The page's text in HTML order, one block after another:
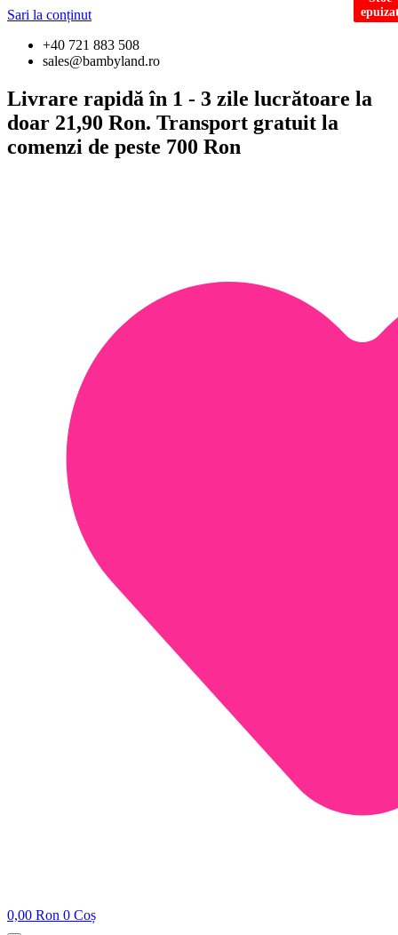
Sari la conținut
+40 721 883 508
sales@bambyland.ro
Livrare rapidă în 1 - 3 zile lucrătoare la
doar 21,90 Ron. Transport gratuit la
comenzi de peste 700 Ron
0,00 Ron 0 Coș